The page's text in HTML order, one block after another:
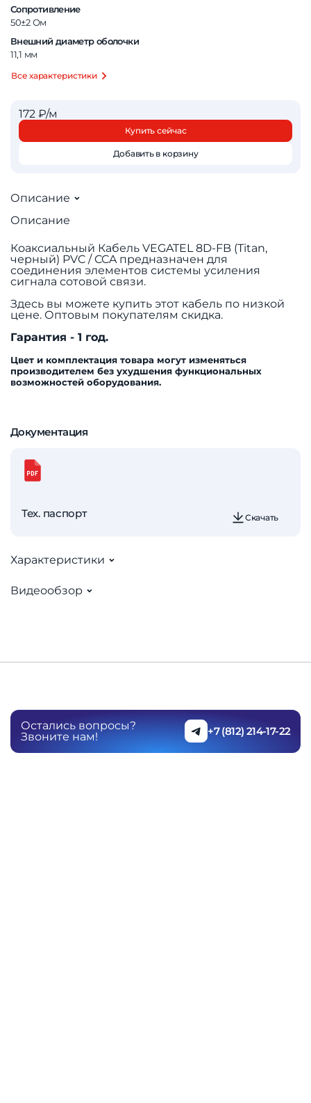
Сопротивление
50±2 Ом
Внешний диаметр оболочки
11,1 мм
Все характеристики
172 ₽/м
Купить сейчас
Добавить в корзину
Описание
Описание
Коаксиальный Кабель VEGATEL 8D-FB (Titan,
черный) PVC / CCA предназначен для
соединения элементов системы усиления
сигнала сотовой связи.
Здесь вы можете купить этот кабель по низкой
цене. Оптовым покупателям скидка.
Гарантия - 1 год.
Цвет и комплектация товара могут изменяться
производителем без ухудшения функциональных
возможностей оборудования.
Документация
Тех. паспорт Скачать
Характеристики
Видеообзор
Остались вопросы?
Звоните нам!
+7 (812) 214-17-22